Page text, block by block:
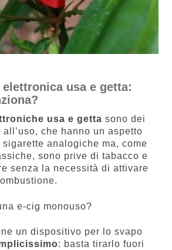
usa e getta:
usa e getta sono dei
che hanno un aspetto
analogiche ma, come
sono prive di tabacco e
senza la necessità di attivare
e-cig monouso?
un dispositivo per lo svapo
: basta tirarlo fuori